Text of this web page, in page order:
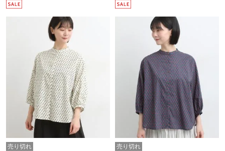
売り切れ 売り切れ